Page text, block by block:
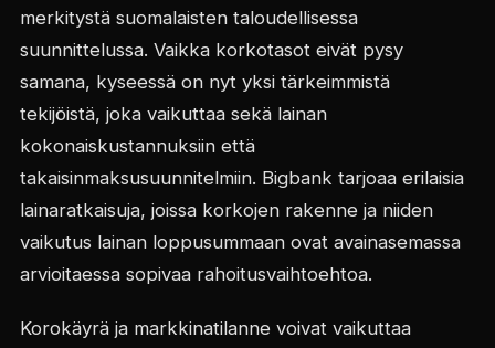
merkitystä suomalaisten taloudellisessa
suunnittelussa. Vaikka korkotasot eivät pysy
samana, kyseessä on nyt yksi tärkeimmistä
tekijöistä, joka vaikuttaa sekä lainan
kokonaiskustannuksiin että
takaisinmaksusuunnitelmiin. Bigbank tarjoaa erilaisia
lainaratkaisuja, joissa korkojen rakenne ja niiden
vaikutus lainan loppusummaan ovat avainasemassa
arvioitaessa sopivaa rahoitusvaihtoehtoa.
Korokäyrä ja markkinatilanne voivat vaikuttaa